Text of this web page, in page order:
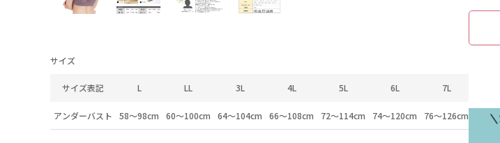
サイズ
サイズ表記 L LL 3L 4L 5L 6L 7L
アンダーバスト 58～98cm 60～100cm 64～104cm 66～108cm 72～114cm 74～120cm 76～126cm 78～